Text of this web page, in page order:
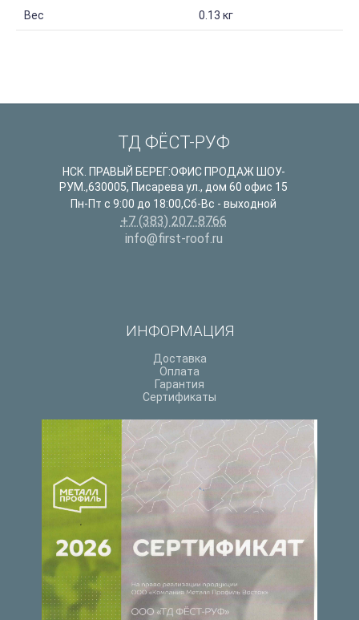
Вес 0.13 кг
ТД ФЁСТ-РУФ
НСК. ПРАВЫЙ БЕРЕГ:ОФИС ПРОДАЖ ШОУ-
РУМ.,630005, Писарева ул., дом 60 офис 15
Пн-Пт с 9:00 до 18:00,Сб-Вс - выходной
+7 (383) 207-8766
info@first-roof.ru
ИНФОРМАЦИЯ
Доставка
Оплата
Гарантия
Сертификаты